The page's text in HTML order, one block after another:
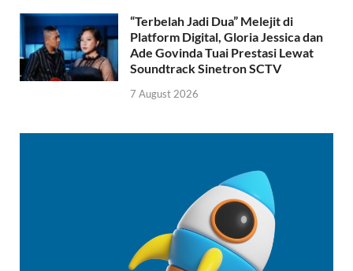
“Terbelah Jadi Dua” Melejit di
Platform Digital, Gloria Jessica dan
Ade Govinda Tuai Prestasi Lewat
Soundtrack Sinetron SCTV
7 August 2026